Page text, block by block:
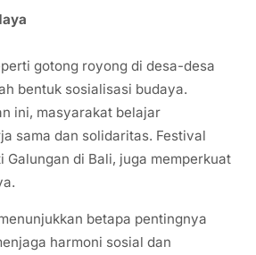
gotong royong di desa-desa
bentuk sosialisasi budaya.
ini, masyarakat belajar
sama dan solidaritas. Festival
Galungan di Bali, juga memperkuat
betapa pentingnya
harmoni sosial dan